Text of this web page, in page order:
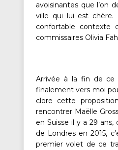
avoisinantes que l’on
ville qui lui est chère.
confortable contexte
commissaires Olivia
Arrivée à la fin de ce
finalement vers moi
clore cette
rencontrer Maëlle
en Suisse il y a 29
de Londres en 2015,
premier volet de ce